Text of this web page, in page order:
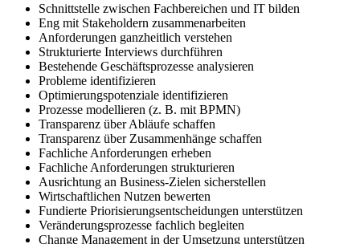
Schnittstelle zwischen Fachbereichen und IT bilden
Eng mit Stakeholdern zusammenarbeiten
Anforderungen ganzheitlich verstehen
Strukturierte Interviews durchführen
Bestehende Geschäftsprozesse analysieren
Probleme identifizieren
Optimierungspotenziale identifizieren
Prozesse modellieren (z. B. mit BPMN)
Transparenz über Abläufe schaffen
Transparenz über Zusammenhänge schaffen
Fachliche Anforderungen erheben
Fachliche Anforderungen strukturieren
Ausrichtung an Business-Zielen sicherstellen
Wirtschaftlichen Nutzen bewerten
Fundierte Priorisierungsentscheidungen unterstützen
Veränderungsprozesse fachlich begleiten
Change Management in der Umsetzung unterstützen